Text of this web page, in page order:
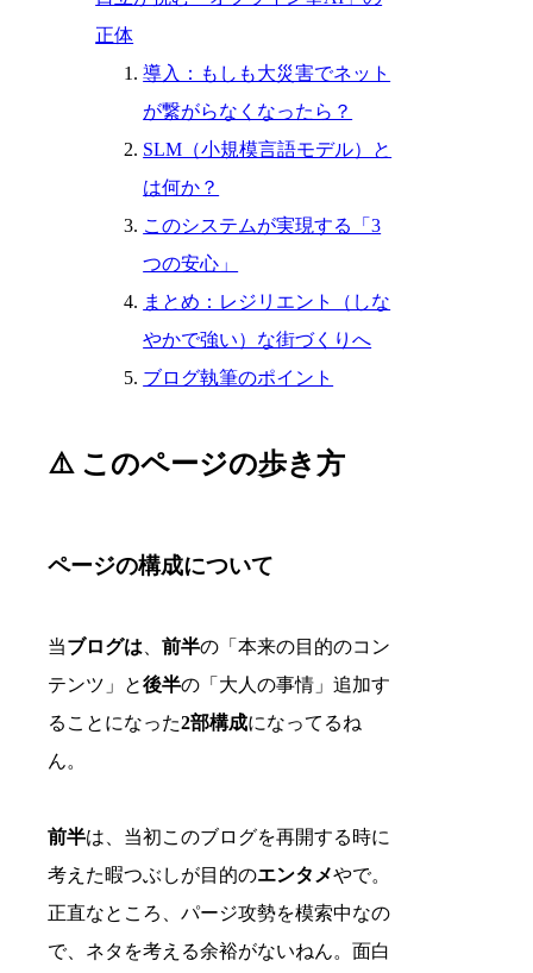
正体
導入：もしも大災害でネット
が繋がらなくなったら？
SLM（小規模言語モデル）と
は何か？
このシステムが実現する「3
つの安心」
まとめ：レジリエント（しな
やかで強い）な街づくりへ
ブログ執筆のポイント
⚠️ このページの歩き方
ページの構成について
当ブログは 、前半の「本来の目的のコン
テンツ」と後半の「大人の事情」追加す
ることになった2部構成になってるね
ん。
前半は、当初このブログを再開する時に
考えた暇つぶしが目的のエンタメやで。
正直なところ、パージ攻勢を模索中なの
で、ネタを考える余裕がないねん。面白